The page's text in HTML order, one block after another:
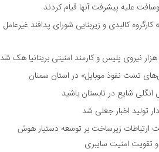
علیه پیشرفت آنها قیام کردند
کالبدی و زیربنایی شورای پدافند غیرعامل
تست نفوذ موبایل» در استان سمنان
تولید اخبار جعلی شد
ارتباطات زیرساخت بر توسعه دستیار هوش
امنیت سایبری